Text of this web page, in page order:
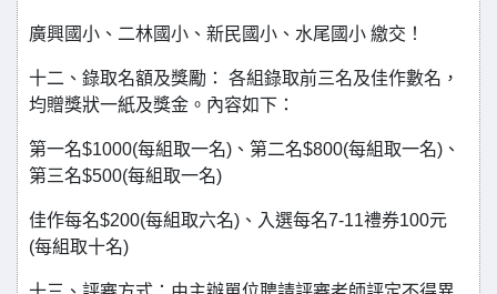
廣興國小、二林國小、新民國小、水尾國小 繳交！
十二、錄取名額及獎勵： 各組錄取前三名及佳作數名，
均贈獎狀一紙及獎金。內容如下：
第一名$1000(每組取一名)、第二名$800(每組取一名)、
第三名$500(每組取一名)
佳作每名$200(每組取六名)、入選每名7-11禮券100元
(每組取十名)